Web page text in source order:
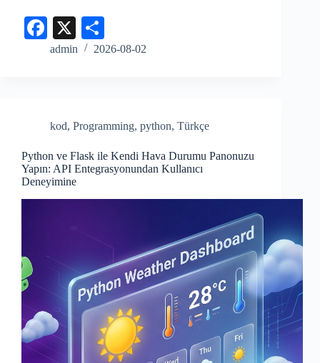
Fa
ce
X
ha
admin 2026-08-02
kod, Programming, python, Türkçe
Python ve Flask ile Kendi Hava Durumu Panonuzu
Yapın: API Entegrasyonundan Kullanıcı
Deneyimine